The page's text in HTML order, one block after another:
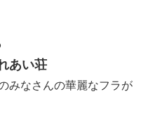
あい荘
みなさんの華麗なフラが